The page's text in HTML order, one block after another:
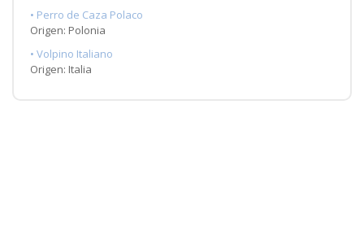
• Perro de Caza Polaco
Origen: Polonia
• Volpino Italiano
Origen: Italia